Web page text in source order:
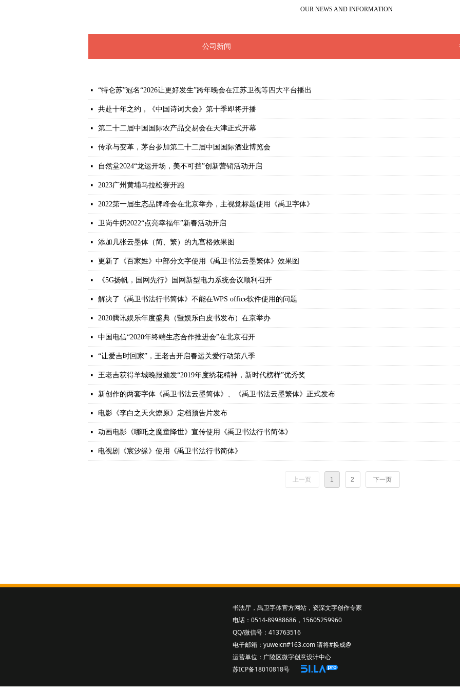
OUR NEWS AND INFORMATION
넷 “特仑苏”冠名“2026让更好发生”跨年晚会在江苏卫视等四大平台播出
넷 共赴十年之约，《中国诗词大会》第十季即将开播
넷 第二十二届中国国际农产品交易会在天津正式开幕
넷 传承与变革，茅台参加第二十二届中国国际酒业博览会
넷 自然堂2024“龙运开场，美不可挡”创新营销活动开启
넷 2023广州黄埔马拉松赛开跑
넷 2022第一届生态品牌峰会在北京举办，主视觉标题使用《禹卫字体》
넷 卫岗牛奶2022“点亮幸福年”新春活动开启
넷 添加几张云墨体（简、繁）的九宫格效果图
넷 更新了《百家姓》中部分文字使用《禹卫书法云墨繁体》效果图
넷 《5G扬帆，国网先行》国网新型电力系统会议顺利召开
넷 解决了《禹卫书法行书简体》不能在WPS office软件使用的问题
넷 2020腾讯娱乐年度盛典（暨娱乐白皮书发布）在京举办
넷 中国电信“2020年终端生态合作推进会”在北京召开
넷 “让爱吉时回家”，王老吉开启春运关爱行动第八季
넷 王老吉获得羊城晚报颁发“2019年度绣花精神，新时代榜样”优秀奖
넷 新创作的两套字体《禹卫书法云墨简体》、《禹卫书法云墨繁体》正式发布
넷 电影《李白之天火燎原》定档预告片发布
넷 动画电影《哪吒之魔童降世》宣传使用《禹卫书法行书简体》
넷 电视剧《宸汐缘》使用《禹卫书法行书简体》
上一页 1 2 下一页
公司新闻
书法厅 ，禹卫字体官方网站，资深文字创作专家
电话：0514-89988686，15605259960
QQ/微信号：413763516
电子邮箱：yuweicn#163.com 请将#换成@
运营单位：广陵区微字创意设计中心
苏ICP备18010818号